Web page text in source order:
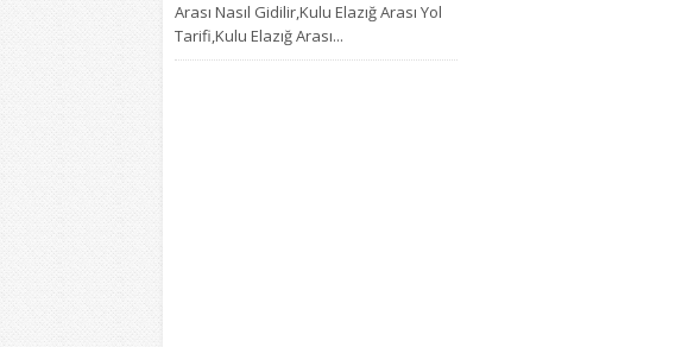
Arası Nasıl Gidilir,Kulu Elazığ Arası Yol
Tarifi,Kulu Elazığ Arası...